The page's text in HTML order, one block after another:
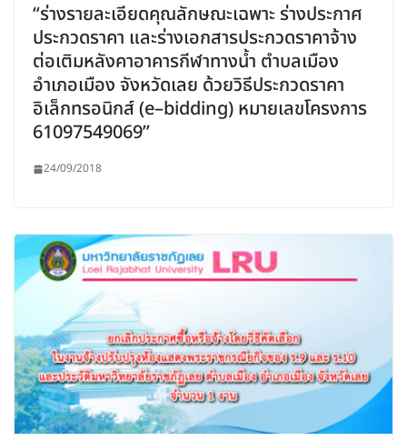
“ร่างรายละเอียดคุณลักษณะเฉพาะ ร่างประกาศ
ประกวดราคา และร่างเอกสารประกวดราคาจ้าง
ต่อเติมหลังคาอาคารกีฬาทางน้ำ ตำบลเมือง
อำเภอเมือง จังหวัดเลย ด้วยวิธีประกวดราคา
อิเล็กทรอนิกส์ (e–bidding) หมายเลขโครงการ
61097549069”
24/09/2018